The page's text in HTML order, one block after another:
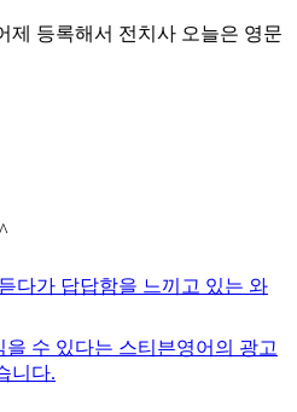
제 등록해서 전치사 오늘은 영문
다가 답답함을 느끼고 있는 와
을 수 있다는 스티븐영어의 광고
니다.